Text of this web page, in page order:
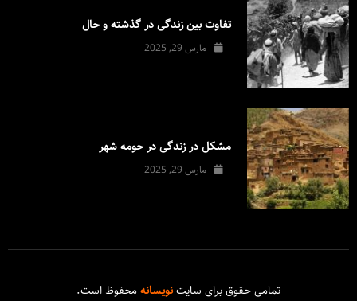
تفاوت بین زندگی در گذشته و حال
مارس 29, 2025
مشکل در زندگی در حومه شهر
مارس 29, 2025
تمامی حقوق برای سایتنویسانهمحفوظ است.